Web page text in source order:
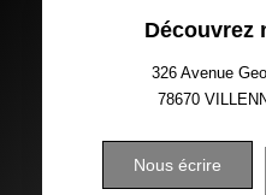
Découvrez
326 Avenue
78670
Nous écrire